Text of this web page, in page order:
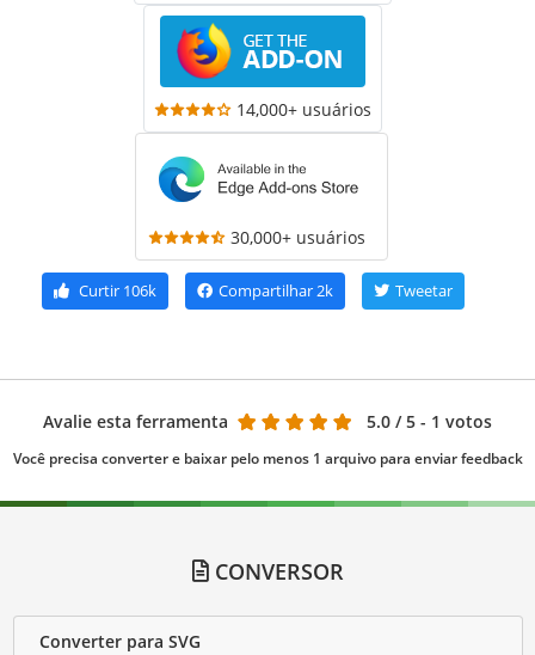
14,000+ usuários
30,000+ usuários
Curtir 106k Compartilhar2k Tweetar
Avalie esta ferramenta 5.0 / 5 - 1 votos
Você precisa converter e baixar pelo menos 1 arquivo para enviar feedback
CONVERSOR
Converter para SVG